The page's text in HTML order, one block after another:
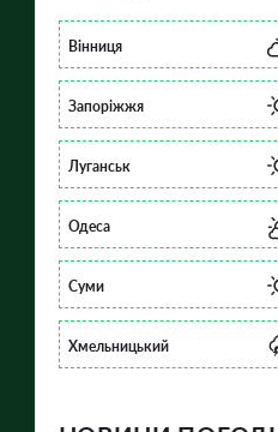
Вінниця
Запоріжжя
Луганськ
Одеса
Суми
Хмельницький